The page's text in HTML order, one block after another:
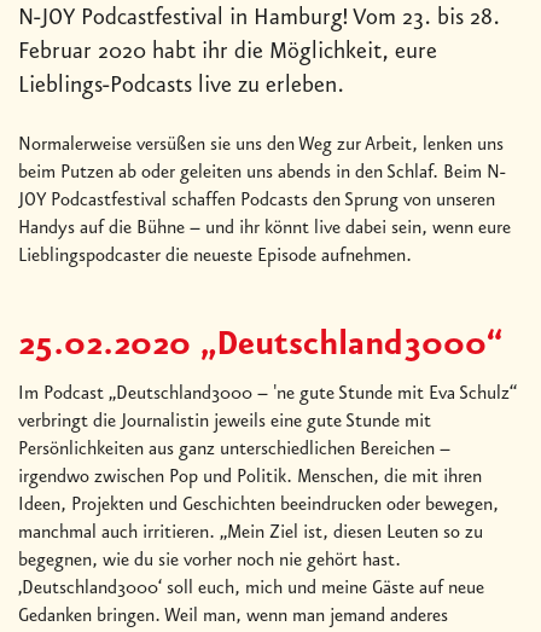
N-JOY Podcastfestival in Hamburg! Vom 23. bis 28.
Februar 2020 habt ihr die Möglichkeit, eure
Lieblings-Podcasts live zu erleben.
Normalerweise versüßen sie uns den Weg zur Arbeit, lenken uns
beim Putzen ab oder geleiten uns abends in den Schlaf. Beim N-
JOY Podcastfestival schaffen Podcasts den Sprung von unseren
Handys auf die Bühne – und ihr könnt live dabei sein, wenn eure
Lieblingspodcaster die neueste Episode aufnehmen.
25.02.2020 „Deutschland3000“
Im Podcast „Deutschland3000 – 'ne gute Stunde mit Eva Schulz“
verbringt die Journalistin jeweils eine gute Stunde mit
Persönlichkeiten aus ganz unterschiedlichen Bereichen –
irgendwo zwischen Pop und Politik. Menschen, die mit ihren
Ideen, Projekten und Geschichten beeindrucken oder bewegen,
manchmal auch irritieren. „Mein Ziel ist, diesen Leuten so zu
begegnen, wie du sie vorher noch nie gehört hast.
‚Deutschland3000‘ soll euch, mich und meine Gäste auf neue
Gedanken bringen. Weil man, wenn man jemand anderes